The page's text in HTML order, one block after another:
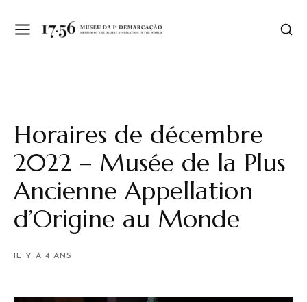
Horaires de décembre
2022 – Musée de la Plus
Ancienne Appellation
d’Origine au Monde
IL Y A 4 ANS